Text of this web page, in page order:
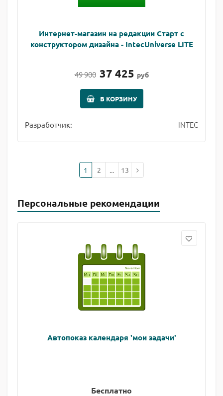
Интернет-магазин на редакции Старт с
конструктором дизайна - IntecUniverse LITE
49 900 37 425 руб
В КОРЗИНУ
Разработчик: INTEC
1 2 ... 13
Персональные рекомендации
Автопоказ календаря 'мои задачи'
Бесплатно